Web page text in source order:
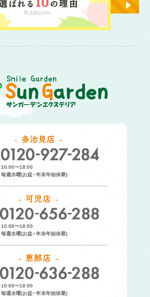
多治見店
10:00〜18:00
毎週水曜(お盆・年末年始休業)
可児店
10:00〜18:00
毎週水曜(お盆・年末年始休業)
恵那店
10:00〜18:00
毎週水曜(お盆・年末年始休業)